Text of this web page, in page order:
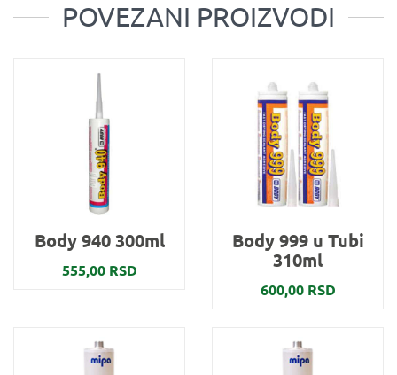
POVEZANI PROIZVODI
Body 940 300ml
555,00 RSD
Body 999 u Tubi
310ml
600,00 RSD